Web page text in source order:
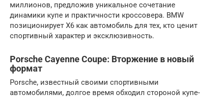
миллионов, предложив уникальное сочетание
динамики купе и практичности кроссовера. BMW
позиционирует X6 как автомобиль для тех, кто ценит
спортивный характер и эксклюзивность.
Porsche Cayenne Coupe: Вторжение в новый
формат
Porsche, известный своими спортивными
автомобилями, долгое время обходил стороной купе-